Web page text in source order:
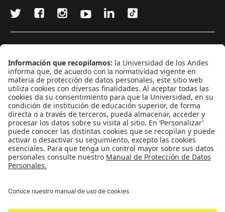
CONTÁCTANOS
cerosetenta@uniandes.edu.co
BOGOTÁ, COLOMBIA
NEWSLETTER